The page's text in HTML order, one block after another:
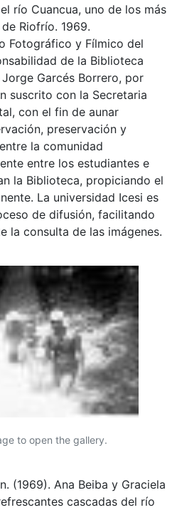
río Cuancua, uno de los más
Riofrío. 1969.
Fotográfico y Fílmico del
de la Biblioteca
Garcés Borrero, por
suscrito con la Secretaria
con el fin de aunar
preservación y
la comunidad
entre los estudiantes e
la Biblioteca, propiciando el
La universidad Icesi es
de difusión, facilitando
la consulta de las imágenes.
to open the gallery.
(1969). Ana Beiba y Graciela
cascadas del río